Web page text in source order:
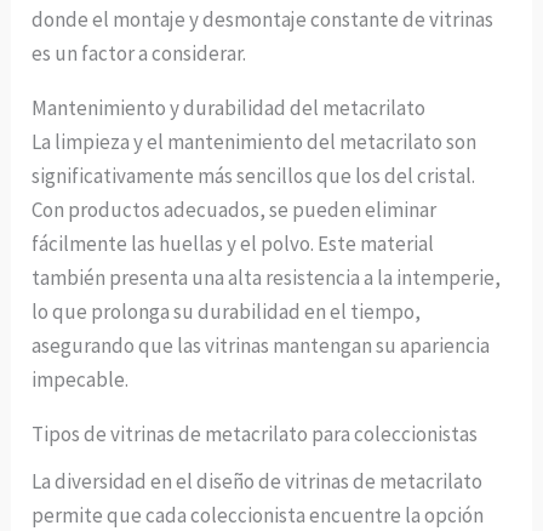
donde el montaje y desmontaje constante de vitrinas
es un factor a considerar.
Mantenimiento y durabilidad del metacrilato
La limpieza y el mantenimiento del metacrilato son
significativamente más sencillos que los del cristal.
Con productos adecuados, se pueden eliminar
fácilmente las huellas y el polvo. Este material
también presenta una alta resistencia a la intemperie,
lo que prolonga su durabilidad en el tiempo,
asegurando que las vitrinas mantengan su apariencia
impecable.
Tipos de vitrinas de metacrilato para coleccionistas
La diversidad en el diseño de vitrinas de metacrilato
permite que cada coleccionista encuentre la opción